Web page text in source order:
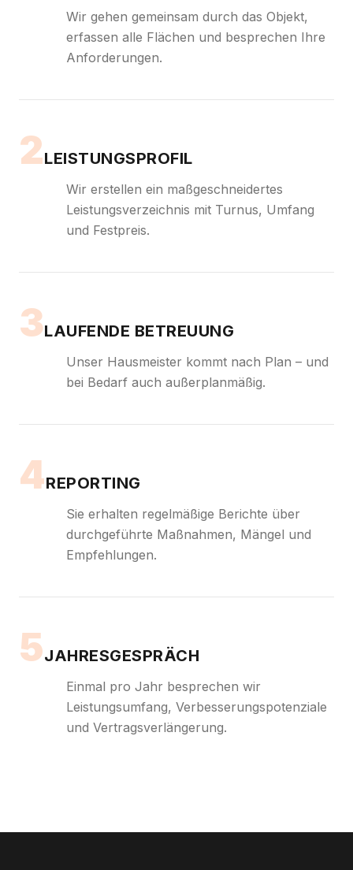
Wir gehen gemeinsam durch das Objekt,
erfassen alle Flächen und besprechen Ihre
Anforderungen.
2LEISTUNGSPROFIL
Wir erstellen ein maßgeschneidertes
Leistungsverzeichnis mit Turnus, Umfang
und Festpreis.
3LAUFENDE BETREUUNG
Unser Hausmeister kommt nach Plan – und
bei Bedarf auch außerplanmäßig.
4REPORTING
Sie erhalten regelmäßige Berichte über
durchgeführte Maßnahmen, Mängel und
Empfehlungen.
5JAHRESGESPRÄCH
Einmal pro Jahr besprechen wir
Leistungsumfang, Verbesserungspotenziale
und Vertragsverlängerung.